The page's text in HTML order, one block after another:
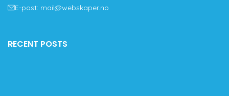
E-post: mail@webskaper.no
RECENT POSTS